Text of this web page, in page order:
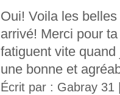
Oui! Voila les
arrivé! Merci pour
fatiguent vite quand
une bonne et
Écrit par : Gabray 31